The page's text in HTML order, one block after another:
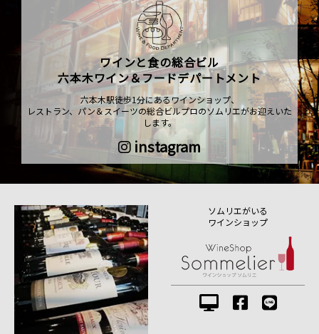
ワインと食の総合ビル
六本木ワイン＆フードデパートメント
六本木駅徒歩1分にあるワインショップ、
レストラン、パン＆スイーツの総合ビルプロのソムリエがお迎えいた
します。
instagram
ソムリエがいる
ワインショップ